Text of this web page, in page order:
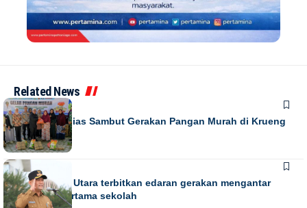
Related News
DAERAH
Warga Antusias Sambut Gerakan Pangan Murah di Krueng
Barona Jaya
DAERAH
Bupati Aceh Utara terbitkan edaran gerakan mengantar
anak hari pertama sekolah